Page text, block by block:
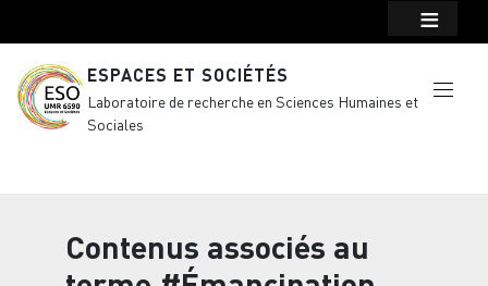
ESPACES ET SOCIÉTÉS
Laboratoire de recherche en Sciences Humaines et
Sociales
Contenus associés au